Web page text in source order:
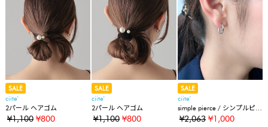
SALE
ciite'
2パール ヘアゴム
¥1,100 ¥800
SALE
ciite'
2パール ヘアゴム
¥1,100 ¥800
SALE
ciite'
simple pierce / シンプルピア
ス (両耳用)
¥2,063 ¥1,000